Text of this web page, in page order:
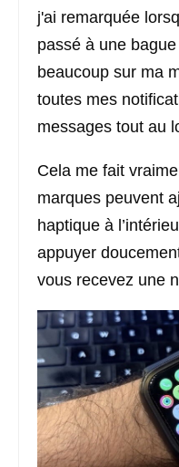
j'ai remarquée
passé à une
beaucoup sur ma
toutes mes
messages tout au
Cela me fait
marques peuvent
haptique à
appuyer
vous recevez une